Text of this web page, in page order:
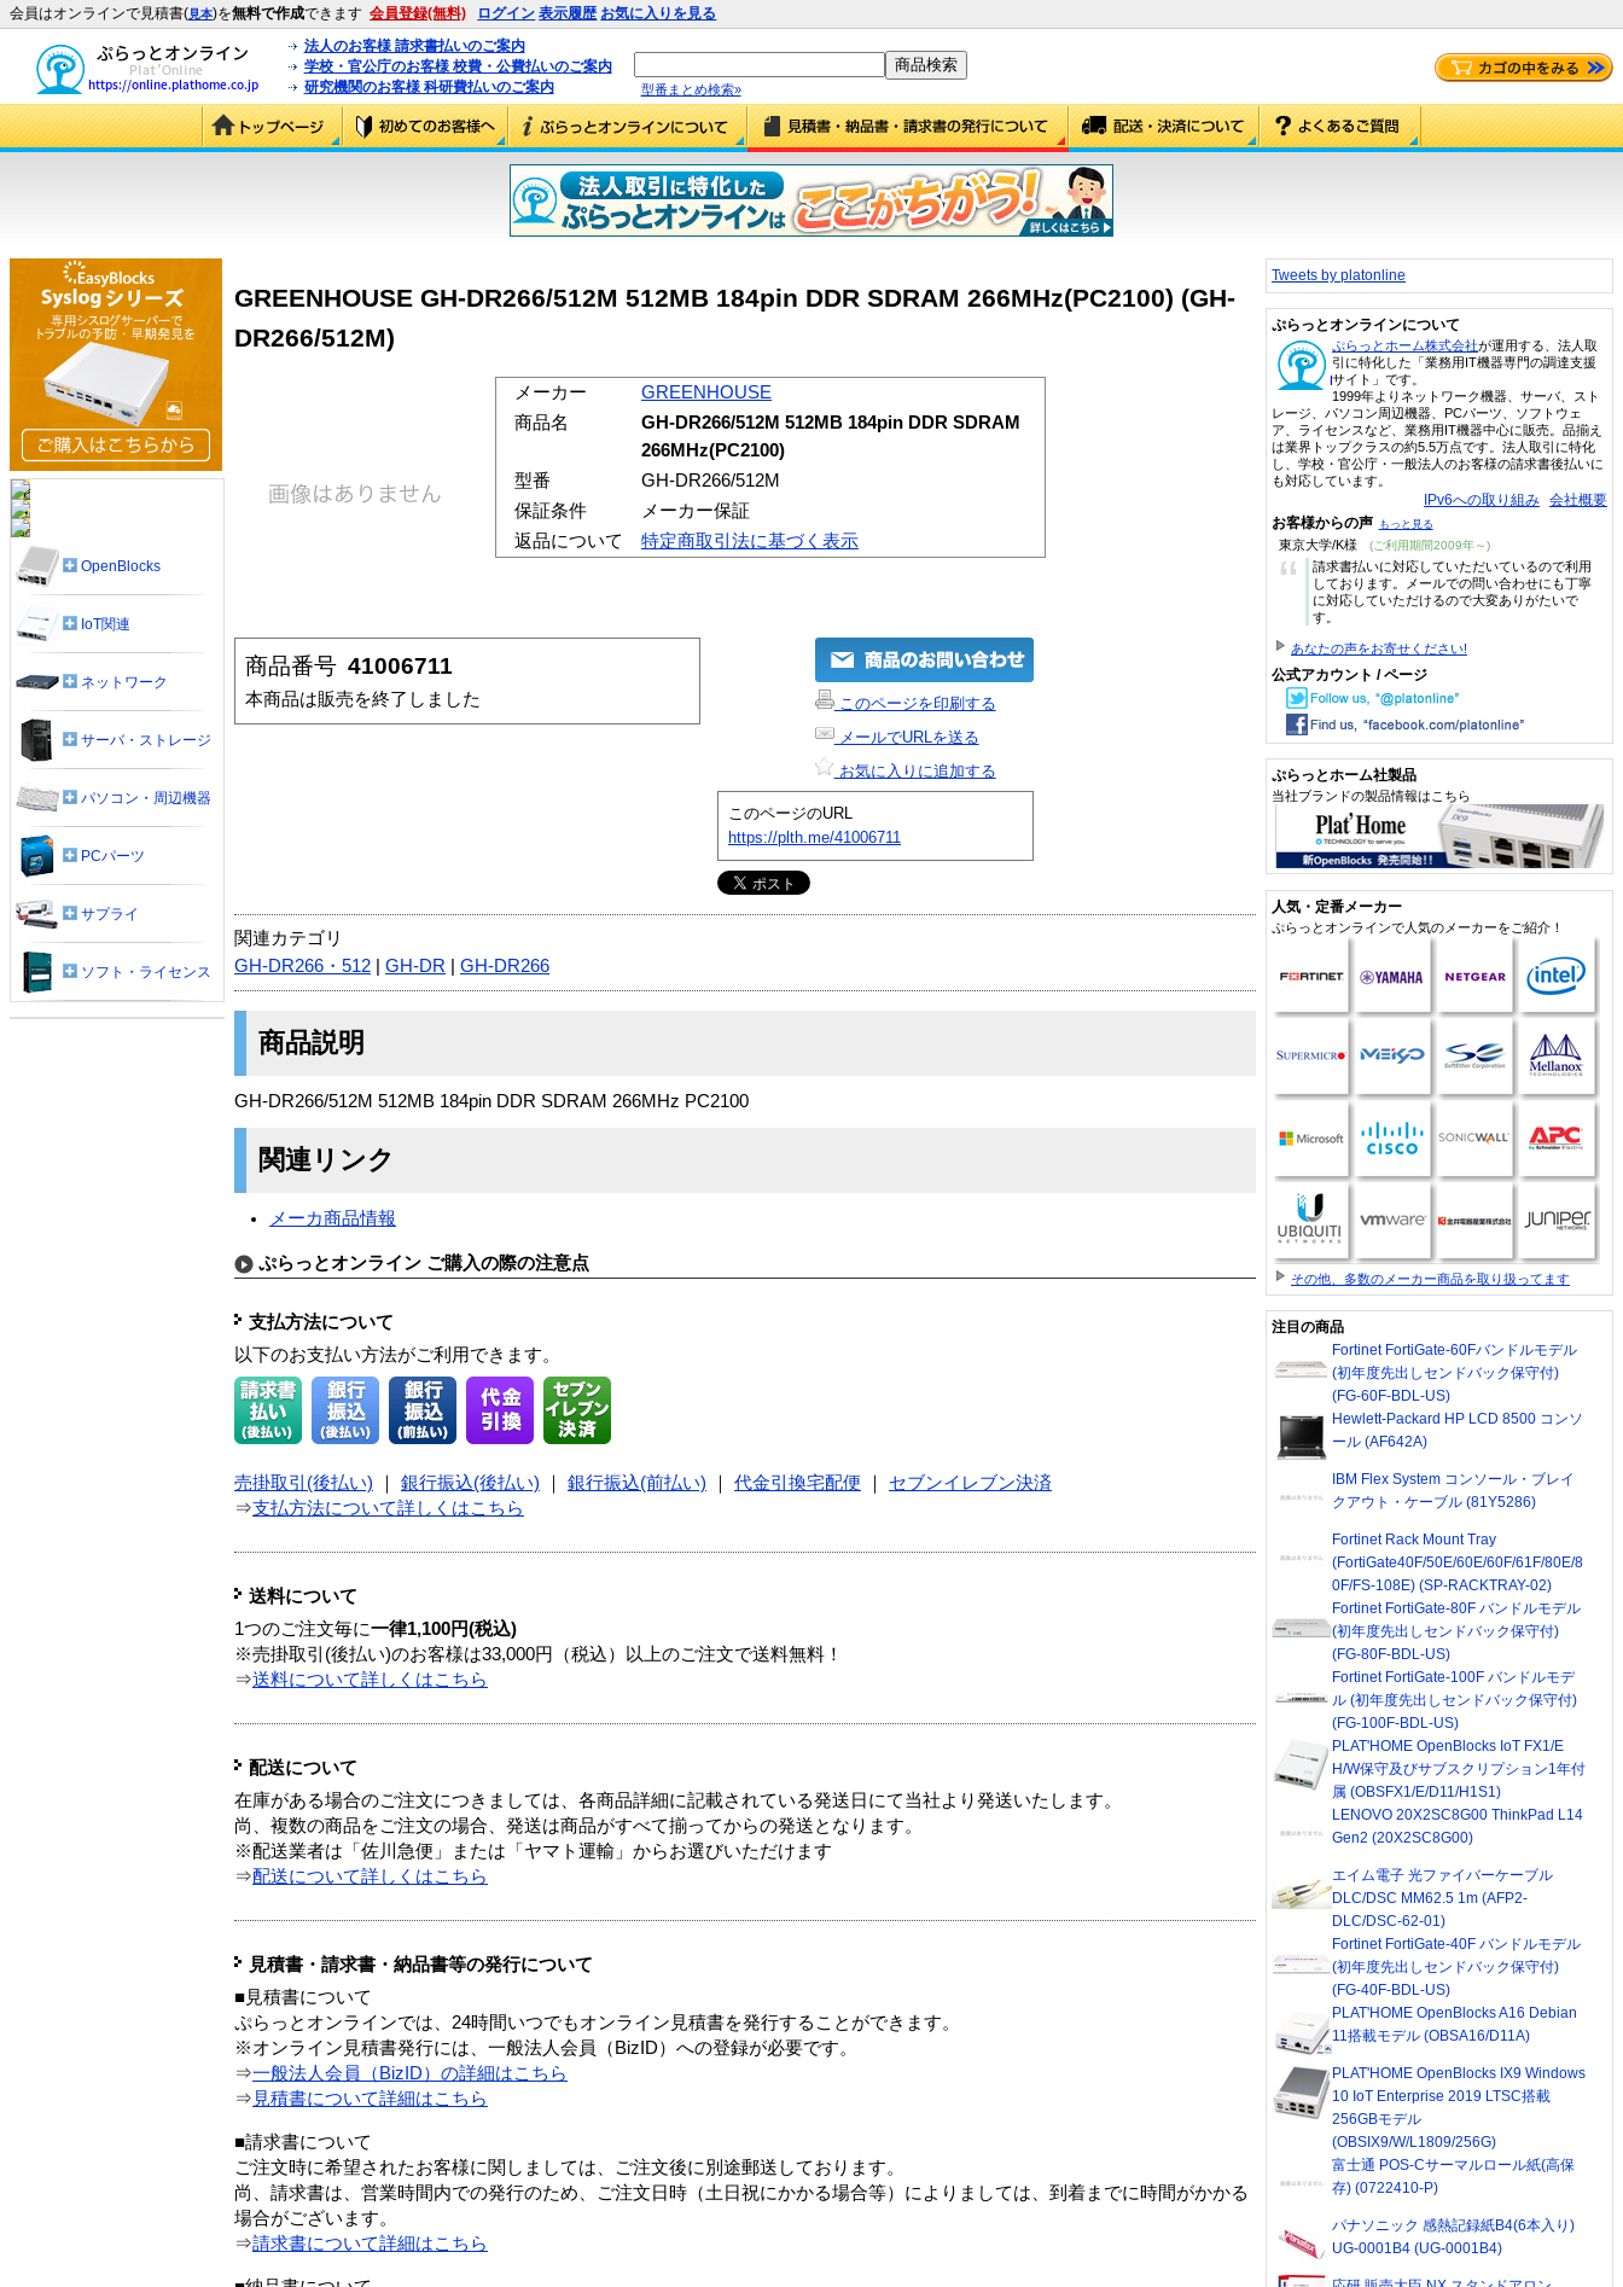
会員はオンラインで見積書(見本)を無料で作成できます 会員登録(無料) ログイン 表示履歴 お気に入りを見る
法人のお客様 請求書払いのご案内
学校・官公庁のお客様 校費・公費払いのご案内
研究機関のお客様 科研費払いのご案内
型番まとめ検索»
GREENHOUSE GH-DR266/512M 512MB 184pin DDR SDRAM 266MHz(PC2100) (GH-
DR266/512M)
メーカー
GREENHOUSE
商品名
GH-DR266/512M 512MB 184pin DDR SDRAM
266MHz(PC2100)
型番
GH-DR266/512M
保証条件
メーカー保証
返品について
特定商取引法に基づく表示
商品番号 41006711
本商品は販売を終了しました
このページを印刷する
メールでURLを送る
お気に入りに追加する
このページのURL
https://plth.me/41006711
関連カテゴリ
GH-DR266・512
GH-DR GH-DR266
商品説明
GH-DR266/512M 512MB 184pin DDR SDRAM 266MHz PC2100
関連リンク
メーカ商品情報
ぷらっとオンライン ご購入の際の注意点
支払方法について
以下のお支払い方法がご利用できます。
売掛取引(後払い) 銀行振込(後払い) 銀行振込(前払い) 代金引換宅配便
セブンイレブン決済
⇒支払方法について詳しくはこちら
送料について
1つのご注文毎に一律1,100円(税込)
※売掛取引(後払い)のお客様は33,000円（税込）以上のご注文で送料無料！
⇒送料について詳しくはこちら
配送について
在庫がある場合のご注文につきましては、各商品詳細に記載されている発送日にて当社より発送いたします。
尚、複数の商品をご注文の場合、発送は商品がすべて揃ってからの発送となります。
※配送業者は「佐川急便」または「ヤマト運輸」からお選びいただけます
⇒配送について詳しくはこちら
見積書・請求書・納品書等の発行について
■見積書について
ぷらっとオンラインでは、24時間いつでもオンライン見積書を発行することができます。
※オンライン見積書発行には、一般法人会員（BizID）への登録が必要です。
⇒一般法人会員（BizID）の詳細はこちら
⇒ 見積書について詳細はこちら
■請求書について
ご注文時に希望されたお客様に関しましては、ご注文後に別途郵送しております。
尚、請求書は、営業時間内での発行のため、ご注文日時（土日祝にかかる場合等）によりましては、到着までに時間がかかる
場合がございます。
⇒請求書について詳細はこちら
OpenBlocks
IoT関連
ネットワーク
サーバ・ストレージ
パソコン・周辺機器
PCパーツ
サプライ
ソフト・ライセンス
Tweets by platonline
ぷらっとオンラインについて
ぷらっとホーム株式会社が運用する、法人取
引に特化した「業務用IT機器専門の調達支援
サイト」です。
1999年よりネットワーク機器、サーバ、スト
レージ、パソコン周辺機器、PCパーツ、ソフトウェ
ア、ライセンスなど、業務用IT機器中心に販売。品揃え
は業界トップクラスの約5.5万点です。法人取引に特化
し、学校・官公庁・一般法人のお客様の請求書後払いに
も対応しています。
IPv6への取り組み 会社概要
お客様からの声 もっと見る
東京大学/K様 (ご利用期間2009年～)
“
請求書払いに対応していただいているので利用
しております。メールでの問い合わせにも丁寧
に対応していただけるので大変ありがたいで
す。
あなたの声をお寄せください!
公式アカウント / ページ
ぷらっとホーム社製品
当社ブランドの製品情報はこちら
人気・定番メーカー
ぷらっとオンラインで人気のメーカーをご紹介！
その他、多数のメーカー商品を取り扱ってます
注目の商品
Fortinet FortiGate-60Fバンドルモデル
(初年度先出しセンドバック保守付)
(FG-60F-BDL-US)
Hewlett-Packard HP LCD 8500 コンソ
ール (AF642A)
IBM Flex System コンソール・ブレイ
クアウト・ケーブル (81Y5286)
Fortinet Rack Mount Tray
(FortiGate40F/50E/60E/60F/61F/80E/8
0F/FS-108E) (SP-RACKTRAY-02)
Fortinet FortiGate-80F バンドルモデル
(初年度先出しセンドバック保守付)
(FG-80F-BDL-US)
Fortinet FortiGate-100F バンドルモデ
ル (初年度先出しセンドバック保守付)
(FG-100F-BDL-US)
PLAT'HOME OpenBlocks IoT FX1/E
H/W保守及びサブスクリプション1年付
属 (OBSFX1/E/D11/H1S1)
LENOVO 20X2SC8G00 ThinkPad L14
Gen2 (20X2SC8G00)
エイム電子 光ファイバーケーブル
DLC/DSC MM62.5 1m (AFP2-
DLC/DSC-62-01)
Fortinet FortiGate-40F バンドルモデル
(初年度先出しセンドバック保守付)
(FG-40F-BDL-US)
PLAT'HOME OpenBlocks A16 Debian
11搭載モデル (OBSA16/D11A)
PLAT'HOME OpenBlocks IX9 Windows
10 IoT Enterprise 2019 LTSC搭載
256GBモデル
(OBSIX9/W/L1809/256G)
富士通 POS-Cサーマルロール紙(高保
存) (0722410-P)
パナソニック 感熱記録紙B4(6本入り)
UG-0001B4 (UG-0001B4)